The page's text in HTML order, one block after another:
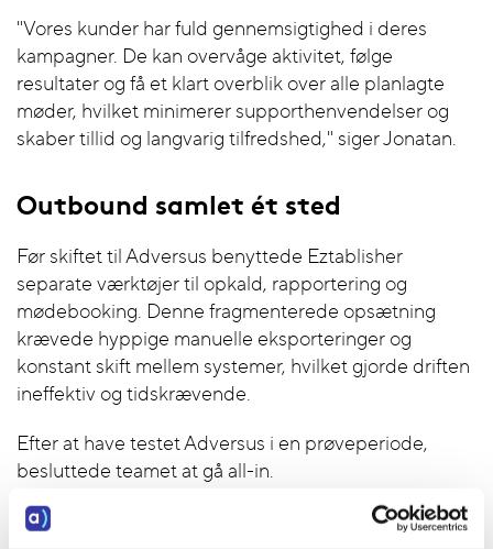
"Vores kunder har fuld gennemsigtighed i deres
kampagner. De kan overvåge aktivitet, følge
resultater og få et klart overblik over alle planlagte
møder, hvilket minimerer supporthenvendelser og
skaber tillid og langvarig tilfredshed," siger Jonatan.
Outbound samlet ét sted
Før skiftet til Adversus benyttede Eztablisher
separate værktøjer til opkald, rapportering og
mødebooking. Denne fragmenterede opsætning
krævede hyppige manuelle eksporteringer og
konstant skift mellem systemer, hvilket gjorde driften
ineffektiv og tidskrævende.
Efter at have testet Adversus i en prøveperiode,
besluttede teamet at gå all-in.
"Vi evaluerede flere dialer-platforme, men Adversus